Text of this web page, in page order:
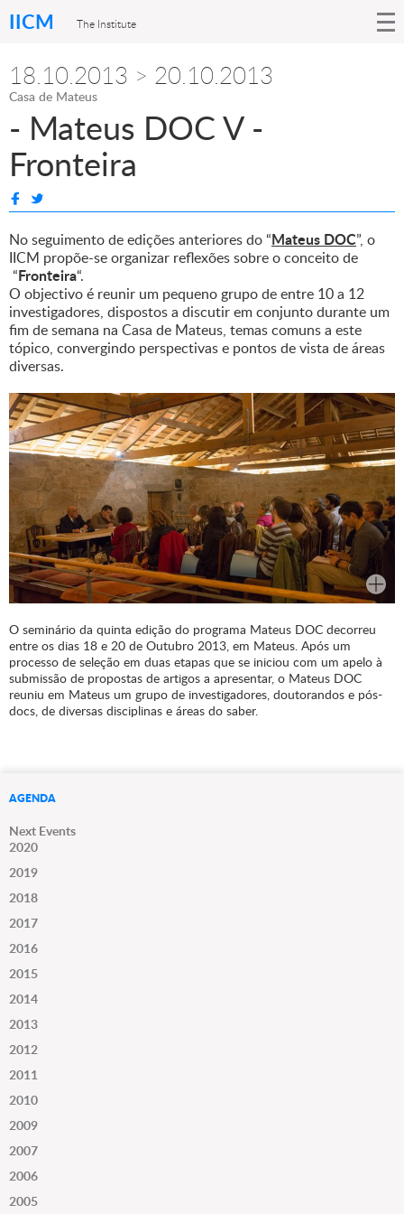
IICM The Institute
18.10.2013 > 20.10.2013
Casa de Mateus
- Mateus DOC V -
Fronteira
No seguimento de edições anteriores do “Mateus DOC”, o
IICM propõe-se organizar reflexões sobre o conceito de
“Fronteira“.
O objectivo é reunir um pequeno grupo de entre 10 a 12
investigadores, dispostos a discutir em conjunto durante um
fim de semana na Casa de Mateus, temas comuns a este
tópico, convergindo perspectivas e pontos de vista de áreas
diversas.
O seminário da quinta edição do programa Mateus DOC decorreu
entre os dias 18 e 20 de Outubro 2013, em Mateus. Após um
processo de seleção em duas etapas que se iniciou com um apelo à
submissão de propostas de artigos a apresentar, o Mateus DOC
reuniu em Mateus um grupo de investigadores, doutorandos e pós-
docs, de diversas disciplinas e áreas do saber.
AGENDA
Next Events
2020
2019
2018
2017
2016
2015
2014
2013
2012
2011
2010
2009
2007
2006
2005